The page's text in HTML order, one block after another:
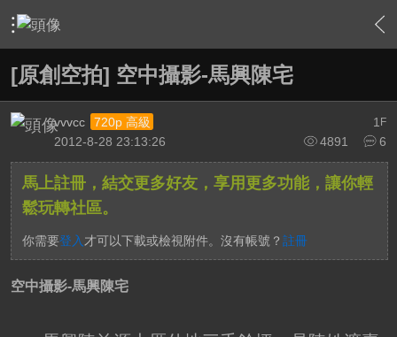
› 影片創作區 › 影片原創作品(線上觀賞區) › 內容
[原創空拍] 空中攝影-馬興陳宅
1 F
vvvcc
720p 高級
4891
6
2012-8-28 23:13:26
馬上註冊，結交更多好友，享用更多功能，讓你輕
鬆玩轉社區。
你需要登入 才可以下載或檢視附件。沒有帳號？ 註冊
空中攝影-馬興陳宅